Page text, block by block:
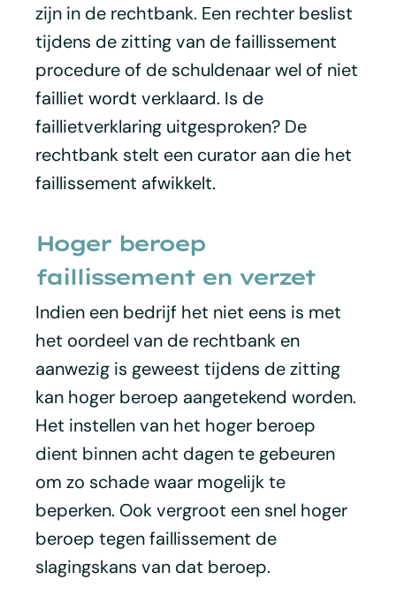
zijn in de rechtbank. Een rechter beslist
tijdens de zitting van de faillissement
procedure of de schuldenaar wel of niet
failliet wordt verklaard. Is de
faillietverklaring uitgesproken? De
rechtbank stelt een curator aan die het
faillissement afwikkelt.
Hoger beroep
faillissement en verzet
Indien een bedrijf het niet eens is met
het oordeel van de rechtbank en
aanwezig is geweest tijdens de zitting
kan hoger beroep aangetekend worden.
Het instellen van het hoger beroep
dient binnen acht dagen te gebeuren
om zo schade waar mogelijk te
beperken. Ook vergroot een snel hoger
beroep tegen faillissement de
slagingskans van dat beroep.